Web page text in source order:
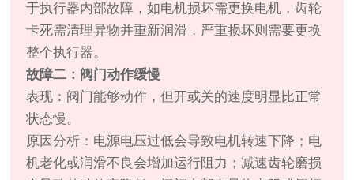
于执行器内部故障，如电机损坏需更换电机，齿轮
卡死需清理异物并重新润滑，严重损坏则需要更换
整个执行器。
故障二：阀门动作缓慢
表现：阀门能够动作，但开或关的速度明显比正常
状态慢。
原因分析：电源电压过低会导致电机转速下降；电
机老化或润滑不良会增加运行阻力；减速齿轮磨损